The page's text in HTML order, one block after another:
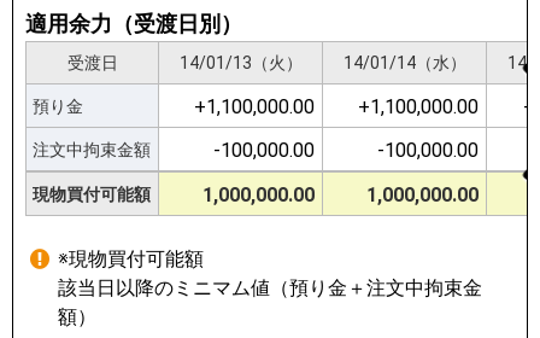
適用余力（受渡日別）
受渡日 14/01/13（火） 14/01/14（水） 14/
預り金 +1,100,000.00 +1,100,000.00
注文中拘束金額 -100,000.00 -100,000.00
現物買付可能額 1,000,000.00 1,000,000.00
受渡日 14/01/13（火） 14/01/14（水） 14/
預り金 +1,100,000.00 +1,100,000.00
注文中拘束金額 -100,000.00 -100,000.00
現物買付可能額 1,000,000.00 1,000,000.00
※現物買付可能額
該当日以降のミニマム値（預り金＋注文中拘束金
額）